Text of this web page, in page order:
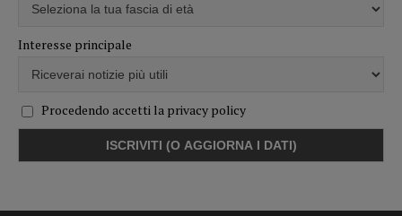
Interesse principale
Procedendo accetti la privacy policy